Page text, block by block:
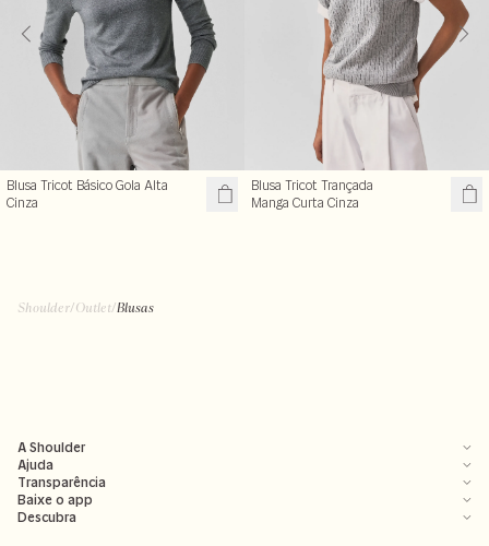
Blusa Tricot Básico Gola Alta
Cinza
Blusa Tricot Trançada
Manga Curta Cinza
Shoulder/Outlet/Blusas
A Shoulder
Ajuda
Transparência
Baixe o app
Descubra